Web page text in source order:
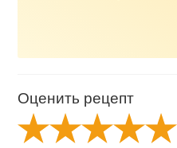
Оценить рецепт